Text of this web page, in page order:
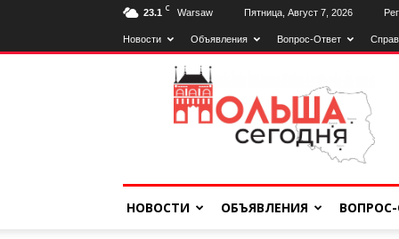
23.1 C Warsaw Пятница, Август 7, 2026
Новости Объявления Вопрос-Ответ
Польща
Сьогодні
НОВОСТИ ОБЪЯВЛЕНИЯ